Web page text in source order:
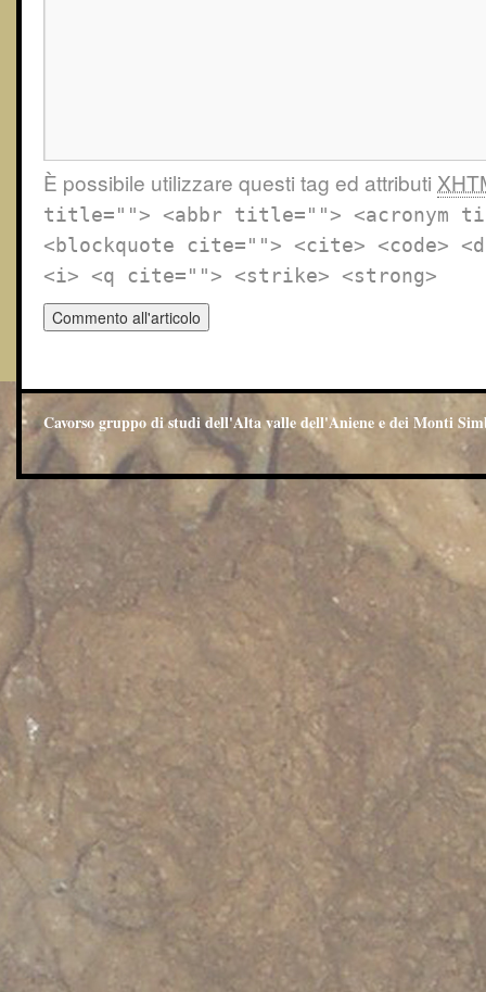
È possibile utilizzare questi tag ed attributi
title=""> <abbr title=""> <acronym
<blockquote cite=""> <cite> <code>
<i> <q cite=""> <strike> <strong>
Cavorso gruppo di studi dell'Alta valle dell'Aniene e dei Monti